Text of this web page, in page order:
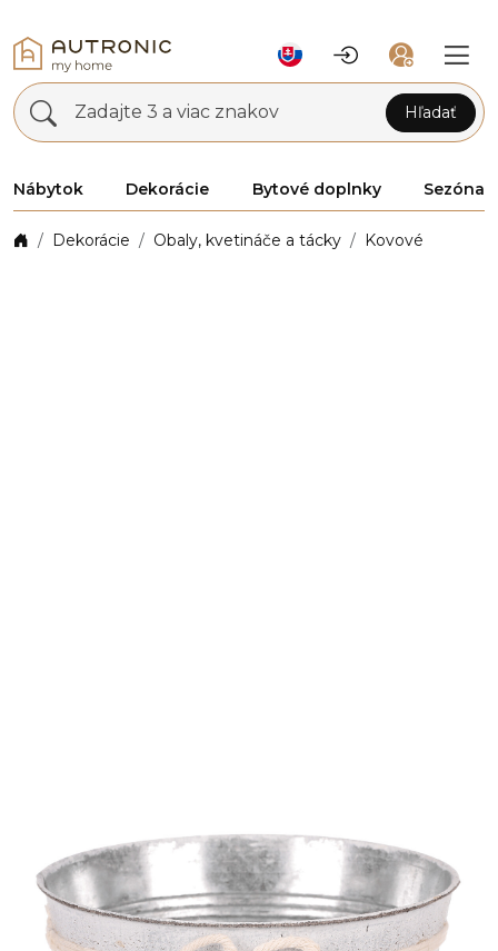
Zadajte 3 a viac znakov Hľadať
Nábytok Dekorácie Bytové doplnky Sezóna
Dekorácie Obaly, kvetináče a tácky Kovové